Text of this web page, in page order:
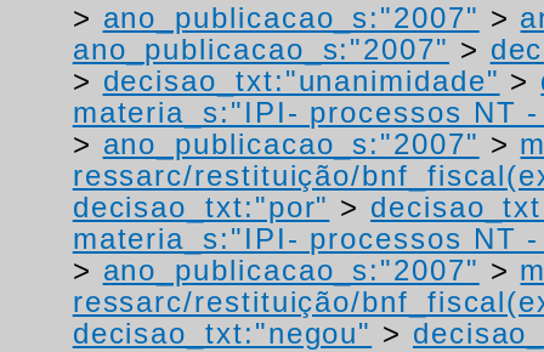
> ano_publicacao_s:"2007" >
ano_publicacao_s:"2007" >
> decisao_txt:"unanimidade" >
materia_s:"IPI- processos NT
> ano_publicacao_s:"2007" >
ressarc/restituição/
decisao_txt:"por" >
materia_s:"IPI- processos NT
> ano_publicacao_s:"2007" >
ressarc/restituição/
decisao_txt:"negou" >